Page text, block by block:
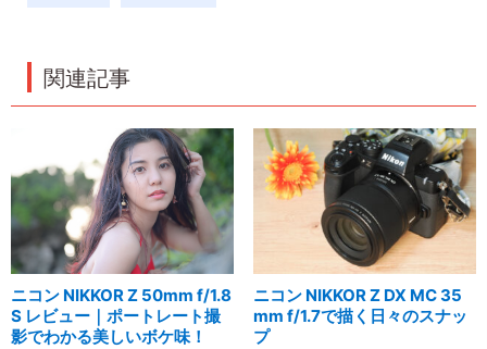
関連記事
ニコン NIKKOR Z 50mm f/1.8
S レビュー｜ポートレート撮
影でわかる美しいボケ味！
ニコン NIKKOR Z DX MC 35
mm f/1.7で描く日々のスナッ
プ